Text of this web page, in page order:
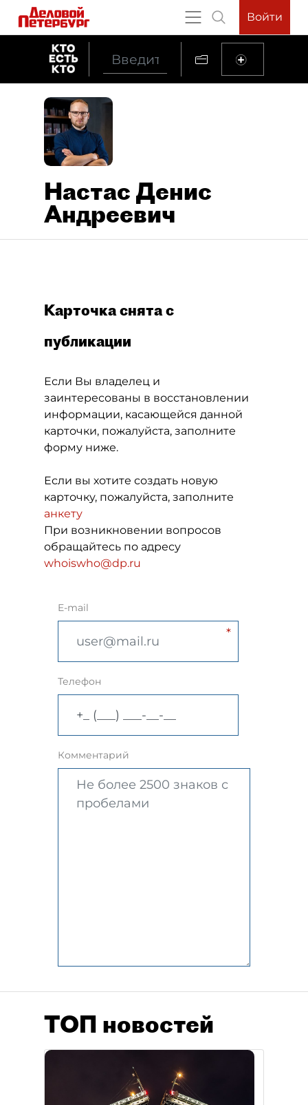
Войти
Настас Денис
Андреевич
Карточка снята с
публикации
Если Вы владелец и
заинтересованы в восстановлении
информации, касающейся данной
карточки, пожалуйста, заполните
форму ниже.
Если вы хотите создать новую
карточку, пожалуйста, заполните
анкету
При возникновении вопросов
обращайтесь по адресу
whoiswho@dp.ru
E-mail
Телефон
Комментарий
ТОП новостей